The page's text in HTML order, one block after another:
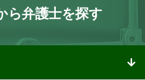
ら弁護士を探す